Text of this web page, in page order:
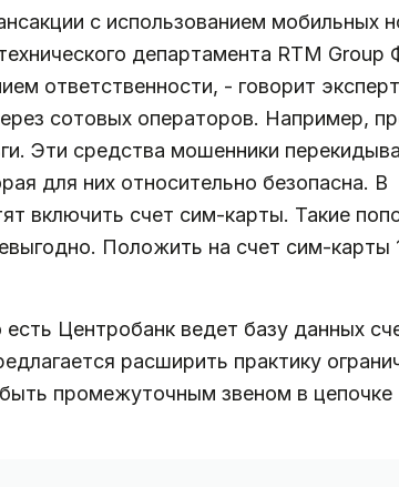
с использованием мобильных
департамента RTM Group
ответственности, - говорит
сотовых операторов. Например,
Эти средства мошенники
для них относительно безопасна. В
включить счет сим-карты. Такие
Положить на счет сим-карты
Центробанк ведет базу данных
расширить практику
промежуточным звеном в цепочке